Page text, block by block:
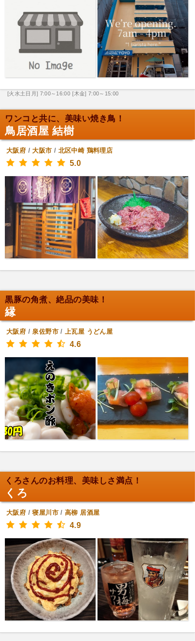
[火水土日月] 7:00～16:00 [木金] 7:00～15:00
ワンコと共に、美味い焼き鳥！
鳥居酒屋 結樹
大阪府 /大阪市 / 北区中崎 鶏料理店
5.0
黒豚の角煮、絶品の美味！
縁
大阪府 /泉佐野市/上瓦屋 うどん屋
4.6
くろさんのお料理、美味しさ満点！
くろ
大阪府 /寝屋川市/高柳 居酒屋
4.9